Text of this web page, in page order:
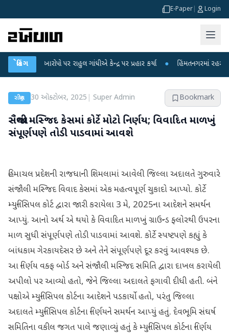
E-Paper Login
બ્રેકિંગ
આરોપો પર રાહુલ ગાંધીએ કેન્દ્ર પર પ્રહાર કર્યા ● હિંમતનગરમાં રહસ્યમય વાયરસ
રાષ્ટ્રીય 30 ઑક્ટોબર, 2025 Super Admin Bookmark
સંજૌલી મસ્જિદ કેસમાં કોર્ટે મોટો નિર્ણય; વિવાદિત માળખું
સંપૂર્ણપણે તોડી પાડવામાં આવશે
હિમાચલ પ્રદેશની રાજધાની શિમલામાં આવેલી જિલ્લા અદાલતે ગુરુવારે
સંજૌલી મસ્જિદ વિવાદ કેસમાં એક મહત્વપૂર્ણ ચુકાદો આપ્યો. કોર્ટે
મ્યુનિસિપલ કોર્ટ દ્વારા જારી કરાયેલા 3 મે, 2025ના આદેશને સમર્થન
આપ્યું. આનો અર્થ એ થયો કે વિવાદિત માળખું ગ્રાઉન્ડ ફ્લોરથી ઉપરના
માળ સુધી સંપૂર્ણપણે તોડી પાડવામાં આવશે. કોર્ટે સ્પષ્ટપણે કહ્યું કે
બાંધકામ ગેરકાયદેસર છે અને તેને સંપૂર્ણપણે દૂર કરવું આવશ્યક છે.
આ નિર્ણય વક્ફ બોર્ડ અને સંજૌલી મસ્જિદ સમિતિ દ્વારા દાખલ કરાયેલી
અપીલો પર આવ્યો હતો, જેને જિલ્લા અદાલતે ફગાવી દીધી હતી. બંને
પક્ષોએ મ્યુનિસિપલ કોર્ટના આદેશને પડકાર્યો હતો, પરંતુ જિલ્લા
અદાલતે મ્યુનિસિપલ કોર્ટના નિર્ણયને સમર્થન આપ્યું હતું. દેવભૂમિ સંઘર્ષ
સમિતિના વકીલ જગત પાલે જણાવ્યું હતું કે મ્યુનિસિપલ કોર્ટના નિર્ણય